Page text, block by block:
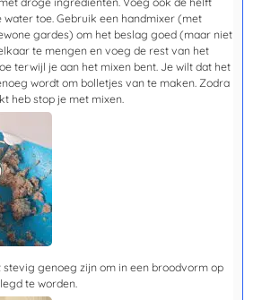
water toe. Gebruik een handmixer (met
gardes) om het beslag goed (maar niet
te mengen en voeg de rest van het
terwijl je aan het mixen bent. Je wilt dat het
wordt om bolletjes van te maken. Zodra
heb stop je met mixen.
stevig genoeg zijn om in een broodvorm op
te worden.